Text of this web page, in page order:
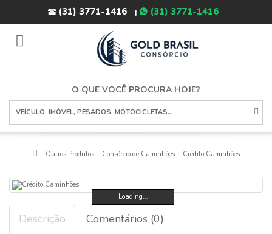
(31) 3771-1416 | (31) 3771-1416
toggle
navigation
O QUE VOCÊ PROCURA HOJE?
Outros Produtos Consórcio de Caminhões Crédito Caminhões
Loading...
Descrição Comentários (0)